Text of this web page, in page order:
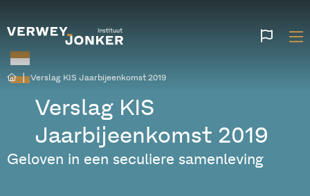
| Verslag KIS Jaarbijeenkomst 2019
Verslag KIS
Jaarbijeenkomst 2019
Geloven in een seculiere samenleving